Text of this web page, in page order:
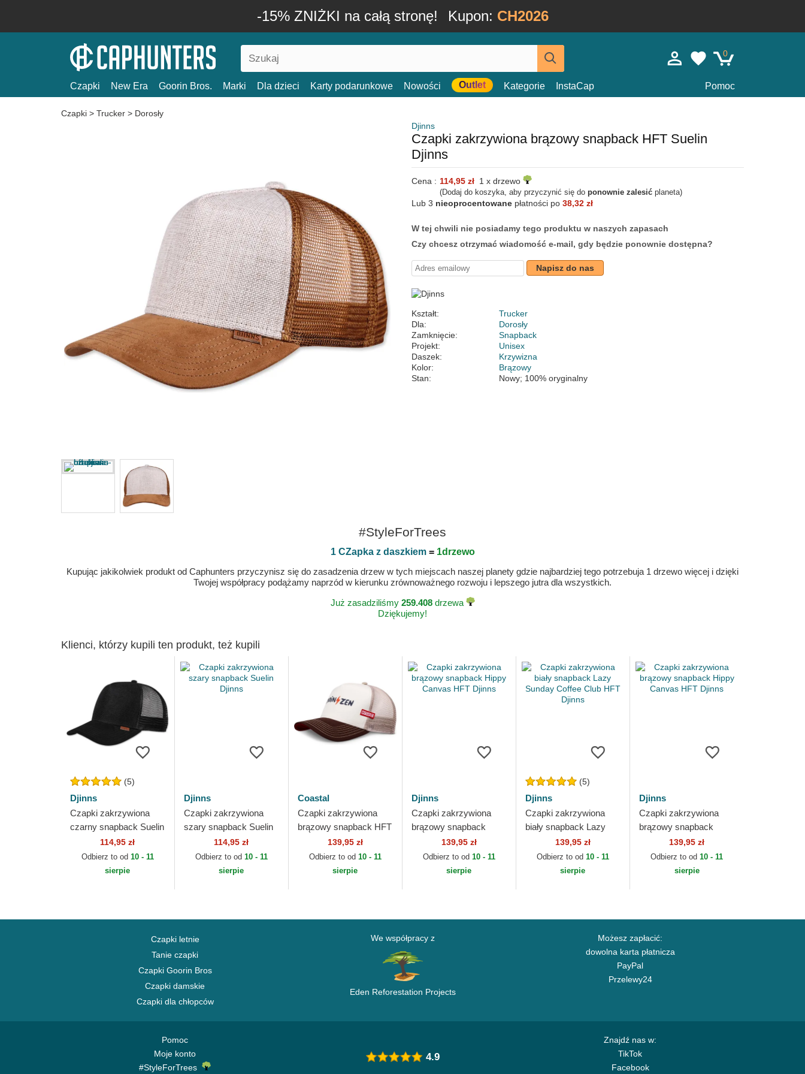
-15% ZNIŻKI na całą stronę! Kupon: CH2026
0
Czapki New Era Goorin Bros. Marki Dla dzieci Karty podarunkowe Nowości Outlet Kategorie InstaCap Pomoc
Czapki > Trucker > Dorosły
Djinns
Czapki zakrzywiona brązowy snapback HFT Suelin
Djinns
Cena : 114,95 zł 1 x drzewo
(Dodaj do koszyka, aby przyczynić się do ponownie zalesić planeta)
Lub 3 nieoprocentowane płatności po 38,32 zł
W tej chwili nie posiadamy tego produktu w naszych zapasach
Czy chcesz otrzymać wiadomość e-mail, gdy będzie ponownie dostępna?
Napisz do nas
Kształt:
Trucker
Dla:
Dorosły
Zamknięcie:
Snapback
Projekt:
Unisex
Daszek:
Krzywizna
Kolor:
Brązowy
Stan:
Nowy; 100% oryginalny
#StyleForTrees
1 CZapka z daszkiem= 1drzewo
Kupując jakikolwiek produkt od Caphunters przyczynisz się do zasadzenia drzew w tych miejscach naszej planety gdzie najbardziej tego potrzebuja 1 drzewo więcej i dzięki
Twojej współpracy podążamy naprzód w kierunku zrównoważnego rozwoju i lepszego jutra dla wszystkich.
Już zasadziliśmy 259.408drzewa
Dziękujemy!
Klienci, którzy kupili ten produkt, też kupili
(5)
Djinns
Czapki zakrzywiona
czarny snapback Suelin
114,95 zł
Odbierz to od 10 - 11
sierpie
Djinns
Czapki zakrzywiona
szary snapback Suelin
114,95 zł
Odbierz to od 10 - 11
sierpie
Coastal
Czapki zakrzywiona
brązowy snapback HFT
139,95 zł
Odbierz to od 10 - 11
sierpie
Djinns
Czapki zakrzywiona
brązowy snapback
Hippy Canvas HFT
Djinns
139,95 zł
Odbierz to od 10 - 11
sierpie
(5)
Djinns
Czapki zakrzywiona
biały snapback Lazy
Sunday Coffee Club
HFT Djinns
139,95 zł
Odbierz to od 10 - 11
sierpie
Djinns
Czapki zakrzywiona
brązowy snapback
Hippy Canvas HFT
Djinns
139,95 zł
Odbierz to od10 - 11
sierpie
Czapki letnie
Tanie czapki
Czapki Goorin Bros
Czapki damskie
Czapki dla chłopców
We współpracy z
Eden Reforestation Projects
Możesz zapłacić:
dowolna karta płatnicza
PayPal
Przelewy24
Pomoc
Moje konto
#StyleForTrees
Znajdź nas w:
TikTok
Facebook
4.9